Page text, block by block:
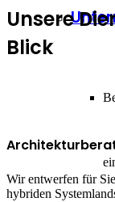
Unsere
Blick
Wir entwerfen für
hybriden